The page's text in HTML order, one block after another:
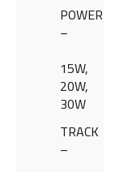
POWER
–
15W,
20W,
30W
TRACK
–